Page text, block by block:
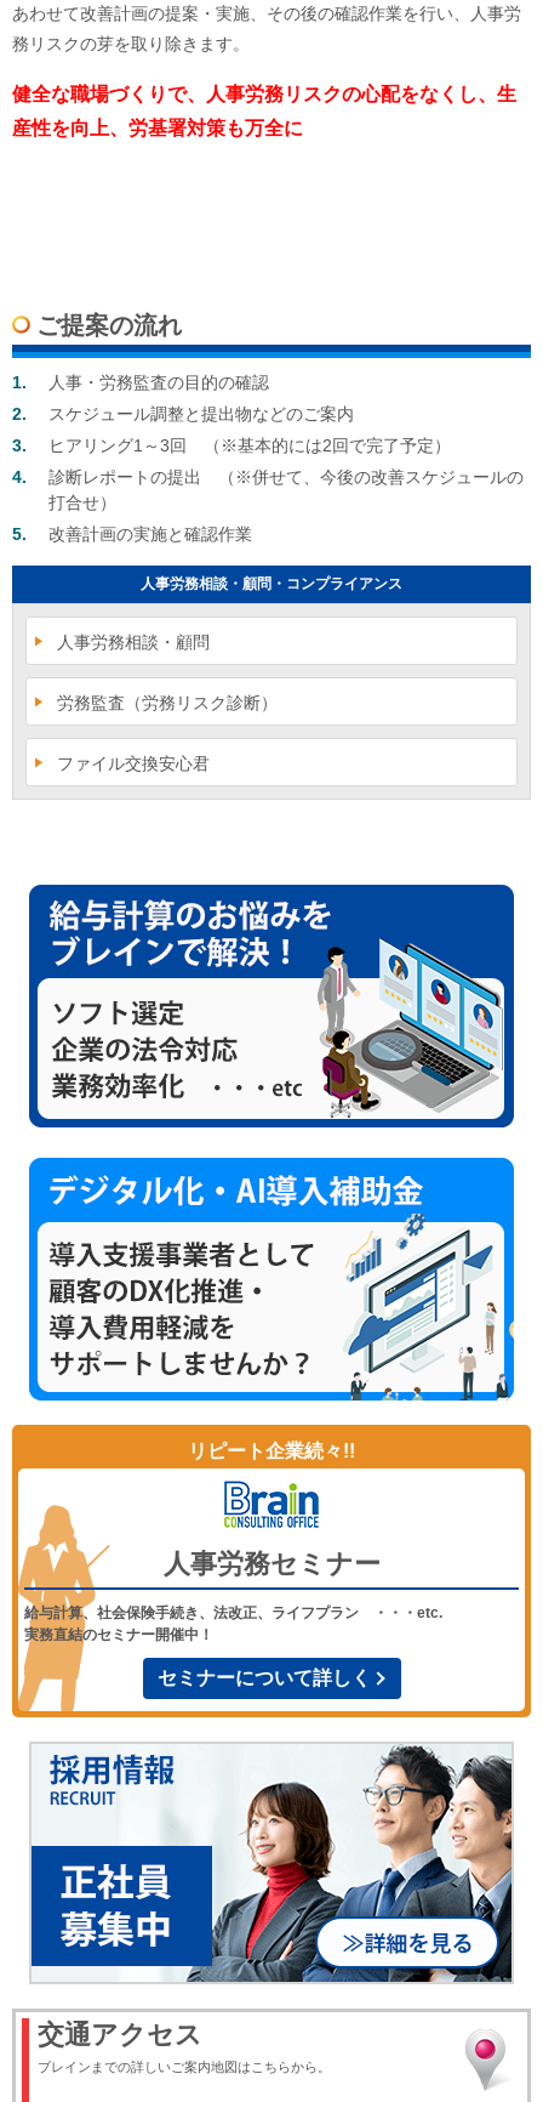
あわせて改善計画の提案・実施、その後の確認作業を行い、人事労
務リスクの芽を取り除きます。
健全な職場づくりで、人事労務リスクの心配をなくし、生
産性を向上、労基署対策も万全に
ご提案の流れ
人事・労務監査の目的の確認
スケジュール調整と提出物などのご案内
ヒアリング1～3回 （※基本的には2回で完了予定）
診断レポートの提出 （※併せて、今後の改善スケジュールの
打合せ）
改善計画の実施と確認作業
人事労務相談・顧問・コンプライアンス
人事労務相談・顧問
労務監査（労務リスク診断）
ファイル交換安心君
リピート企業続々!!
人事労務セミナー
給与計算、社会保険手続き、法改正、ライフプラン ・・・etc.
実務直結のセミナー開催中！
セミナーについて詳しく
交通アクセス
ブレインまでの詳しいご案内地図はこちらから。